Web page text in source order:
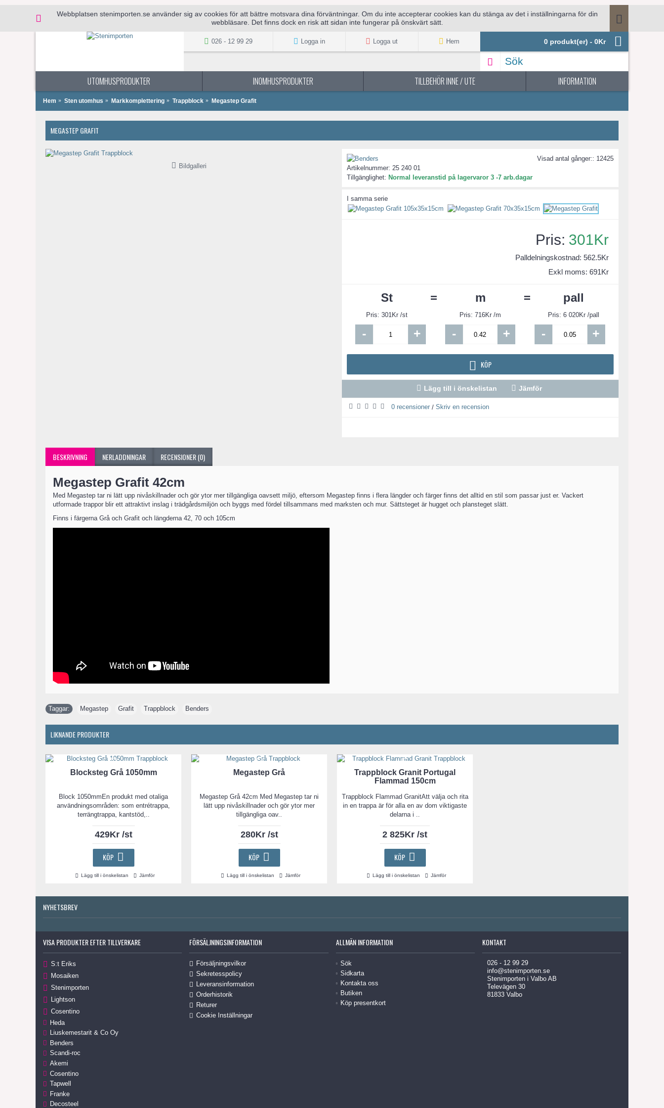
Webbplatsen stenimporten.se använder sig av cookies för att bättre motsvara dina förväntningar. Om du inte accepterar cookies kan du stänga av det i inställningarna för din
webbläsare. Det finns dock en risk att sidan inte fungerar på önskvärt sätt.
026 - 12 99 29 Logga in Logga ut Hem 0 produkt(er) - 0Kr
UTOMHUSPRODUKTER INOMHUSPRODUKTER TILLBEHÖR INNE / UTE INFORMATION
Hem Sten utomhus Markkomplettering Trappblock Megastep Grafit
MEGASTEP GRAFIT
Bildgalleri
Visad antal gånger:: 12425
Artikelnummer: 25 240 01
Tillgänglighet: Normal leveranstid på lagervaror 3 -7 arb.dagar
I samma serie
301Kr
Palldelningskostnad: 562.5Kr
Exkl moms: 691Kr
St = m = pall
Pris: 301Kr /st Pris: 716Kr /m Pris: 6 020Kr /pall
- + - + - +
KÖP
Lägg till i önskelistan Jämför
0 recensioner / Skriv en recension
BESKRIVNING NERLADDNINGAR RECENSIONER (0)
Megastep Grafit 42cm
Med Megastep tar ni lätt upp nivåskillnader och gör ytor mer tillgängliga oavsett miljö, eftersom Megastep finns i flera längder och färger finns det alltid en stil som passar just er. Vackert
utformade trappor blir ett attraktivt inslag i trädgårdsmiljön och byggs med fördel tillsammans med marksten och mur. Sättsteget är hugget och plansteget slätt.
Finns i färgerna Grå och Grafit och längderna 42, 70 och 105cm
Taggar: Megastep Grafit Trappblock Benders
LIKNANDE PRODUKTER
Blocksteg Grå 1050mm
Block 1050mmEn produkt med otaliga
användningsområden: som entrétrappa,
terrängtrappa, kantstöd,..
429Kr /st
KÖP
Lägg till i önskelistan Jämför
Megastep Grå
Megastep Grå 42cm Med Megastep tar ni
lätt upp nivåskillnader och gör ytor mer
tillgängliga oav..
280Kr /st
KÖP
Lägg till i önskelistan Jämför
Trappblock Granit Portugal
Flammad 150cm
Trappblock Flammad GranitAtt välja och rita
in en trappa är för alla en av dom viktigaste
delarna i ..
2 825Kr /st
KÖP
Lägg till i önskelistan Jämför
NYHETSBREV
VISA PRODUKTER EFTER TILLVERKARE
S:t Eriks
Mosaiken
Stenimporten
Lightson
Cosentino
Heda
Liuskemestarit & Co Oy
Benders
Scandi-roc
Akemi
Cosentino
Tapwell
Franke
Decosteel
FÖRSÄLJNINGSINFORMATION
Försäljningsvilkor
Sekretesspolicy
Leveransinformation
Orderhistorik
Returer
Cookie Inställningar
ALLMÄN INFORMATION
Sök
Sidkarta
Kontakta oss
Butiken
Köp presentkort
KONTAKT
026 - 12 99 29
info@stenimporten.se
Stenimporten i Valbo AB
Televägen 30
81833 Valbo